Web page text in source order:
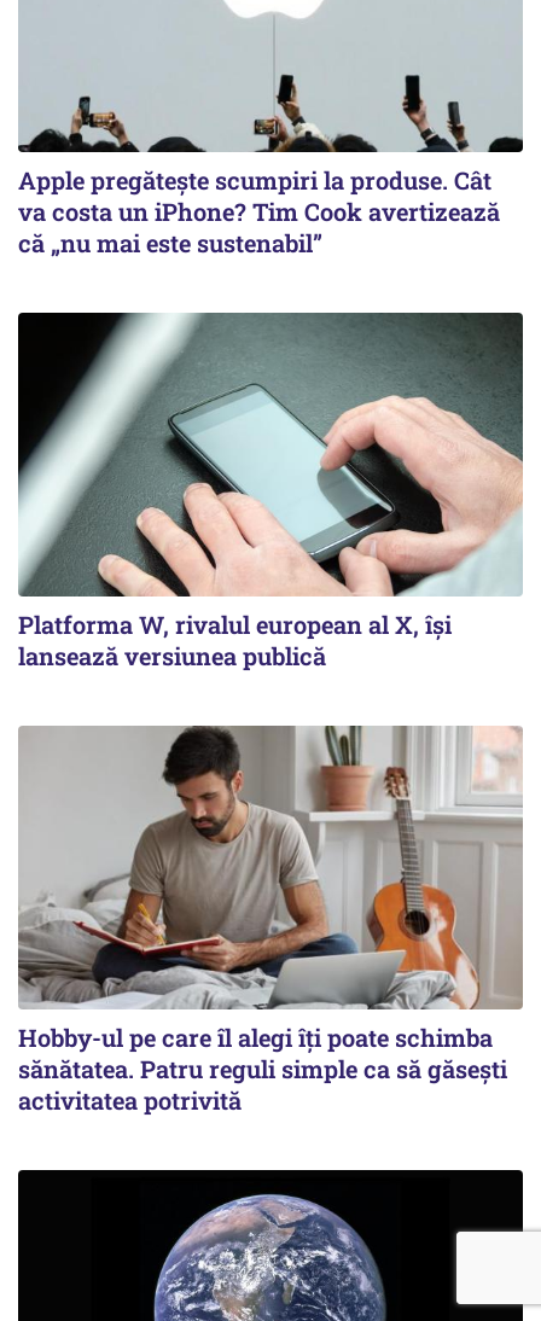
Apple pregătește scumpiri la produse. Cât
va costa un iPhone? Tim Cook avertizează
că „nu mai este sustenabil”
Platforma W, rivalul european al X, își
lansează versiunea publică
Hobby-ul pe care îl alegi îți poate schimba
sănătatea. Patru reguli simple ca să găsești
activitatea potrivită